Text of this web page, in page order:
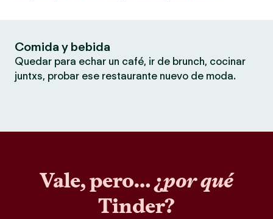
Comida y bebida
Quedar para echar un café, ir de brunch, cocinar
juntxs, probar ese restaurante nuevo de moda.
Vale, pero… ¿por qué
Tinder?